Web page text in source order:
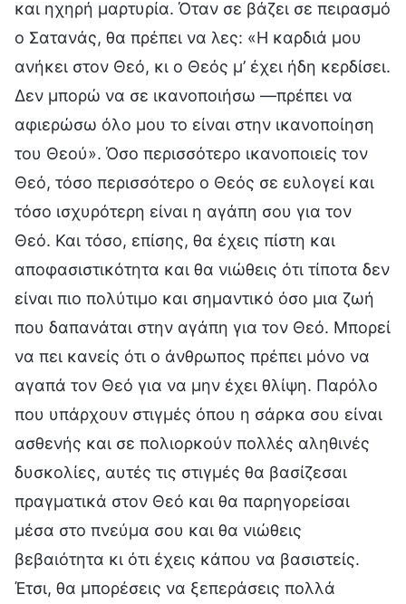
και ηχηρή μαρτυρία. Όταν σε βάζει σε πειρασμό
ο Σατανάς, θα πρέπει να λες: «Η καρδιά μου
ανήκει στον Θεό, κι ο Θεός μ’ έχει ήδη κερδίσει.
Δεν μπορώ να σε ικανοποιήσω —πρέπει να
αφιερώσω όλο μου το είναι στην ικανοποίηση
του Θεού». Όσο περισσότερο ικανοποιείς τον
Θεό, τόσο περισσότερο ο Θεός σε ευλογεί και
τόσο ισχυρότερη είναι η αγάπη σου για τον
Θεό. Και τόσο, επίσης, θα έχεις πίστη και
αποφασιστικότητα και θα νιώθεις ότι τίποτα δεν
είναι πιο πολύτιμο και σημαντικό όσο μια ζωή
που δαπανάται στην αγάπη για τον Θεό. Μπορεί
να πει κανείς ότι ο άνθρωπος πρέπει μόνο να
αγαπά τον Θεό για να μην έχει θλίψη. Παρόλο
που υπάρχουν στιγμές όπου η σάρκα σου είναι
ασθενής και σε πολιορκούν πολλές αληθινές
δυσκολίες, αυτές τις στιγμές θα βασίζεσαι
πραγματικά στον Θεό και θα παρηγορείσαι
μέσα στο πνεύμα σου και θα νιώθεις
βεβαιότητα κι ότι έχεις κάπου να βασιστείς.
Έτσι, θα μπορέσεις να ξεπεράσεις πολλά